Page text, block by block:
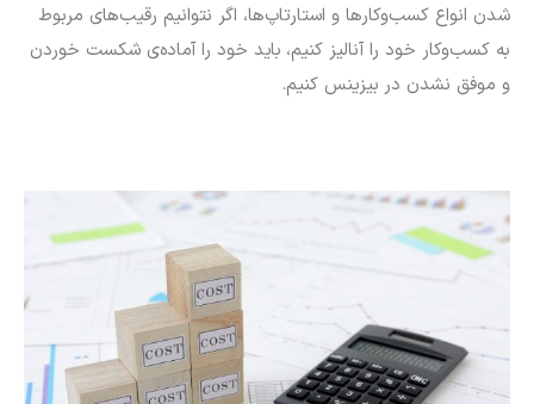
شدن انواع کسب‌وکارها و استارتاپ‌ها، اگر نتوانیم رقیب‌های مربوط
به کسب‌وکار خود را آنالیز کنیم، باید خود را آماده‌ی شکست خوردن
و موفق نشدن در بیزینس کنیم.